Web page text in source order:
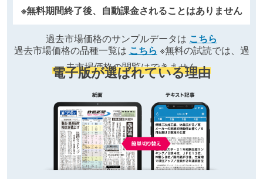
※無料期間終了後、自動課金されることはありません
過去市場価格のサンプルデータは こちら
過去市場価格の品種一覧は こちら ※無料の試読では、過
去市場価格の閲覧はできません
電子版が選ばれている理由